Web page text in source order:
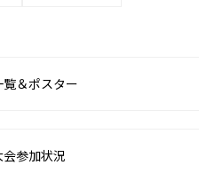
＆ポスター
会参加状況